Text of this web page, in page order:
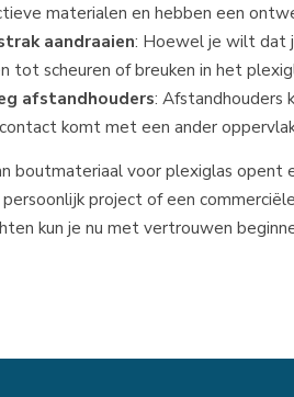
materialen en hebben een
aandraaien: Hoewel je wilt dat
tot scheuren of breuken in het
afstandhouders: Afstandhouders
komt met een ander
boutmateriaal voor plexiglas opent
project of een
kun je nu met vertrouwen